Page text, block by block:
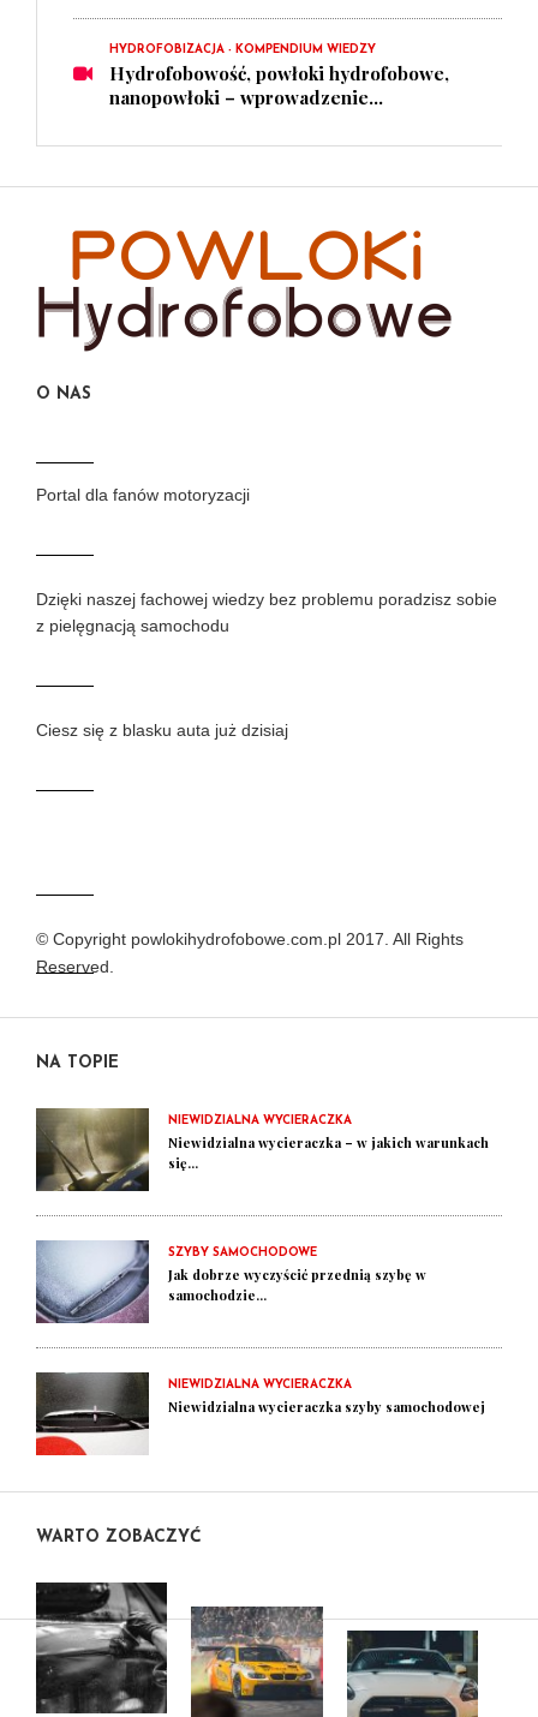
HYDROFOBIZACJA - KOMPENDIUM WIEDZY
Hydrofobowość, powłoki hydrofobowe,
nanopowłoki – wprowadzenie...
O NAS
Portal dla fanów motoryzacji
Dzięki naszej fachowej wiedzy bez problemu poradzisz sobie
z pielęgnacją samochodu
Ciesz się z blasku auta już dzisiaj
© Copyright powlokihydrofobowe.com.pl 2017. All Rights
Reserved.
NA TOPIE
NIEWIDZIALNA WYCIERACZKA
Niewidzialna wycieraczka – w jakich warunkach
się...
SZYBY SAMOCHODOWE
Jak dobrze wyczyścić przednią szybę w
samochodzie...
NIEWIDZIALNA WYCIERACZKA
Niewidzialna wycieraczka szyby samochodowej
WARTO ZOBACZYĆ